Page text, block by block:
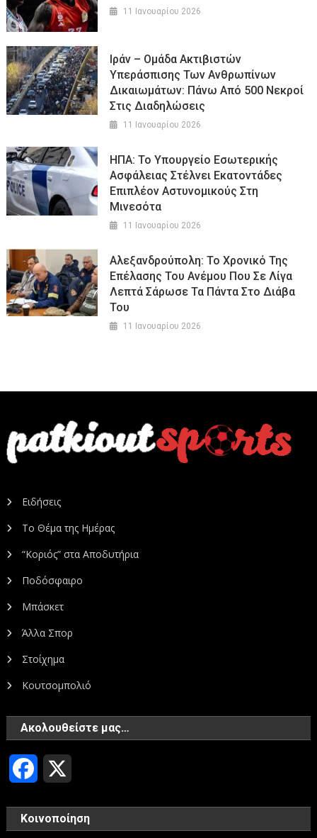
11 Ιανουαρίου 2026
Ιράν – Ομάδα Ακτιβιστών
Υπεράσπισης Των Ανθρωπίνων
Δικαιωμάτων: Πάνω Από 500 Νεκροί
Στις Διαδηλώσεις
11 Ιανουαρίου 2026
ΗΠΑ: Το Υπουργείο Εσωτερικής
Ασφάλειας Στέλνει Εκατοντάδες
Επιπλέον Αστυνομικούς Στη
Μινεσότα
11 Ιανουαρίου 2026
Αλεξανδρούπολη: Το Χρονικό Της
Επέλασης Του Ανέμου Που Σε Λίγα
Λεπτά Σάρωσε Τα Πάντα Στο Διάβα
Του
11 Ιανουαρίου 2026
Ειδήσεις
Το Θέμα της Ημέρας
“Κοριός” στα Αποδυτήρια
Ποδόσφαιρο
Μπάσκετ
Άλλα Σπορ
Στοίχημα
Κουτσομπολιό
Ακολουθείστε μας…
Facebook
Κοινοποίηση